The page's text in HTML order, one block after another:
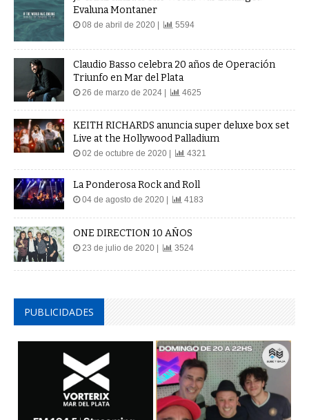
Evaluna Montaner
08 de abril de 2020 | 5594
Claudio Basso celebra 20 años de Operación
Triunfo en Mar del Plata
26 de marzo de 2024 | 4625
KEITH RICHARDS anuncia super deluxe box set
Live at the Hollywood Palladium
02 de octubre de 2020 | 4321
La Ponderosa Rock and Roll
04 de agosto de 2020 | 4183
ONE DIRECTION 10 AÑOS
23 de julio de 2020 | 3524
PUBLICIDADES